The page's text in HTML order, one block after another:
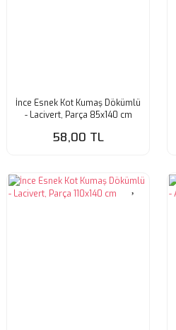
İnce Esnek Kot Kumaş Dökümlü
- Lacivert, Parça 85x140 cm
58,00 TL